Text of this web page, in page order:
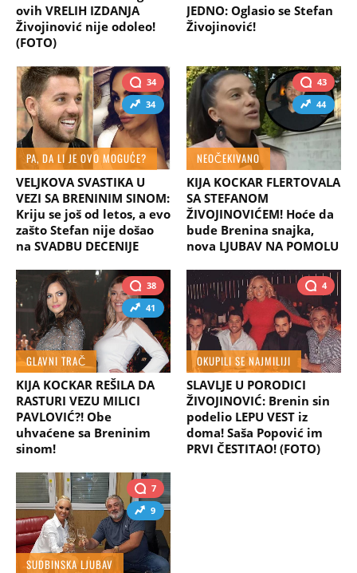
ovih VRELIH IZDANJA
Živojinović nije odoleo!
(FOTO)
JEDNO: Oglasio se Stefan
Živojinović!
34
34
PA, DA LI JE OVO MOGUĆE?
VELJKOVA SVASTIKA U
VEZI SA BRENINIM SINOM:
Kriju se još od letos, a evo
zašto Stefan nije došao
na SVADBU DECENIJE
43
44
NEOČEKIVANO
KIJA KOCKAR FLERTOVALA
SA STEFANOM
ŽIVOJINOVIĆEM! Hoće da
bude Brenina snajka,
nova LJUBAV NA POMOLU
38
41
GLAVNI TRAČ
KIJA KOCKAR REŠILA DA
RASTURI VEZU MILICI
PAVLOVIĆ?! Obe
uhvaćene sa Breninim
sinom!
4
OKUPILI SE NAJMILIJI
SLAVLJE U PORODICI
ŽIVOJINOVIĆ: Brenin sin
podelio LEPU VEST iz
doma! Saša Popović im
PRVI ČESTITAO! (FOTO)
7
9
SUDBINSKA LJUBAV